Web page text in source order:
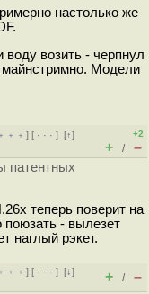
настолько же
воду возить - черпнул
майнстримно. Модели
﹢﹢﹢] [ · · ·][↑]
+2
+ / –
патентных
теперь поверит на
поюзать - вылезет
наглый рэкет.
﹢﹢﹢] [ · · ·][↓]
+ / –